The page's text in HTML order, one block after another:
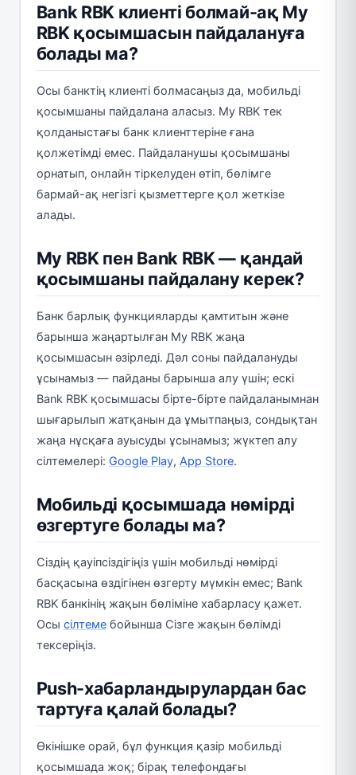
Bank RBK клиенті болмай-ақ My
RBK қосымшасын пайдалануға
болады ма?
Осы банктің клиенті болмасаңыз да, мобильді
қосымшаны пайдалана аласыз. My RBK тек
қолданыстағы банк клиенттеріне ғана
қолжетімді емес. Пайдаланушы қосымшаны
орнатып, онлайн тіркелуден өтіп, бөлімге
бармай-ақ негізгі қызметтерге қол жеткізе
алады.
My RBK пен Bank RBK — қандай
қосымшаны пайдалану керек?
Банк барлық функцияларды қамтитын және
барынша жаңартылған My RBK жаңа
қосымшасын әзірледі. Дәл соны пайдалануды
ұсынамыз — пайданы барынша алу үшін; ескі
Bank RBK қосымшасы бірте-бірте пайдаланымнан
шығарылып жатқанын да ұмытпаңыз, сондықтан
жаңа нұсқаға ауысуды ұсынамыз; жүктеп алу
сілтемелері: Google Play, App Store.
Мобильді қосымшада нөмірді
өзгертуге болады ма?
Сіздің қауіпсіздігіңіз үшін мобильді нөмірді
басқасына өздігінен өзгерту мүмкін емес; Bank
RBK банкінің жақын бөліміне хабарласу қажет.
Осы сілтемебойынша Сізге жақын бөлімді
тексеріңіз.
Push-хабарландырулардан бас
тартуға қалай болады?
Өкінішке орай, бұл функция қазір мобильді
қосымшада жоқ; бірақ телефондағы